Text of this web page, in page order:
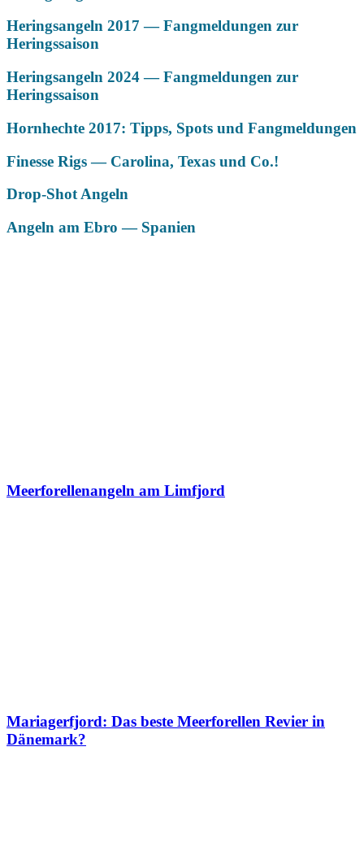
Heringsangeln 2017 — Fangmeldungen zur
Heringssaison
Heringsangeln 2024 — Fangmeldungen zur
Heringssaison
Hornhechte 2017: Tipps, Spots und Fangmeldungen
Finesse Rigs — Carolina, Texas und Co.!
Drop-Shot Angeln
Angeln am Ebro — Spanien
Meerforellenangeln am Limfjord
Mariagerfjord: Das beste Meerforellen Revier in
Dänemark?